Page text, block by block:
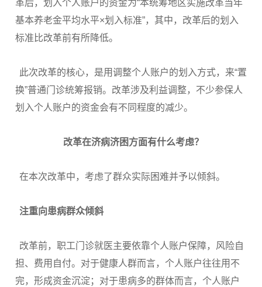
革后，划入个人账户的资金为“本统筹地区实施改革当年
基本养老金平均水平×划入标准”，其中，改革后的划入
标准比改革前有所降低。
此次改革的核心，是用调整个人账户的划入方式，来“置
换”普通门诊统筹报销。改革涉及利益调整，不少参保人
划入个人账户的资金会有不同程度的减少。
改革在济病济困方面有什么考虑？
在本次改革中，考虑了群众实际困难并予以倾斜。
注重向患病群众倾斜
改革前，职工门诊就医主要依靠个人账户保障，风险自
担、费用自付。对于健康人群而言，个人账户往往用不
完，形成资金沉淀；对于患病多的群体而言，个人账户